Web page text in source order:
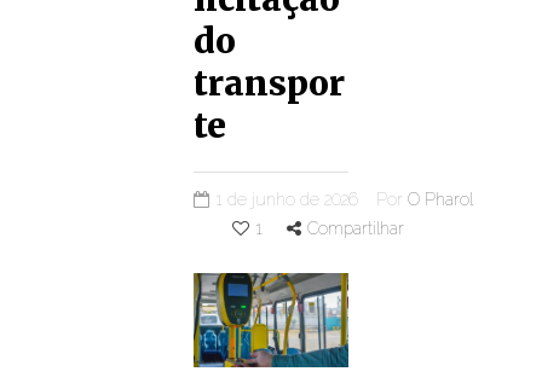
do
transpor
te
1 de junho de 2026 Por O Pharol
1
Compartilhar